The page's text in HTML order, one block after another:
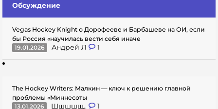
Обсуждение
Vegas Hockey Knight о Дорофееве и Барбашеве на ОИ, если
бы Россия «научилась вести себя иначе
19.01.2026
Андрей Л 1
The Hockey Writers: Малкин — ключ к решению главной
проблемы «Миннесоты
13.01.2026
Шшшшщ.. 1